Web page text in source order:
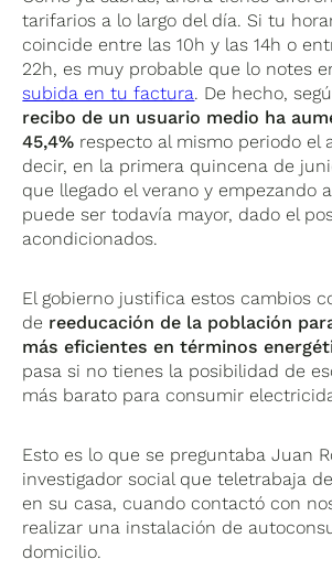
tarifarios a lo largo del día. Si tu
coincide entre las 10h y las 14h o
22h, es muy probable que lo notes
subida en tu factura. De hecho,
recibo de un usuario medio ha
45,4% respecto al mismo periodo el
decir, en la primera quincena de
que llegado el verano y empezando
puede ser todavía mayor, dado el
acondicionados.
El gobierno justifica estos cambios
de reeducación de la población
más eficientes en términos
pasa si no tienes la posibilidad de
más barato para consumir
Esto es lo que se preguntaba Juan
investigador social que teletrabaja
en su casa, cuando contactó con
realizar una instalación de
domicilio.